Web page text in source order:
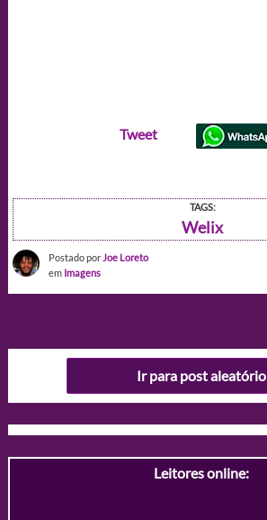
Tweet
TAGS:
Welix
Postado por Joe Loreto
em Imagens
Ir para post aleatório
Leitores online: